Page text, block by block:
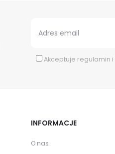
Akceptuje regulamin i
INFORMACJE
O nas